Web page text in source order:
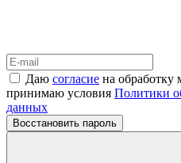
Даю согласие на обработку
принимаю условия Политики
данных
Восстановить пароль